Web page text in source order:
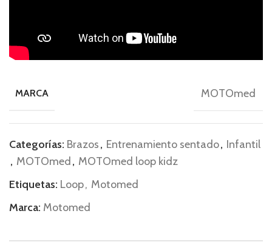
MARCA MOTOmed
Categorías: Brazos, Entrenamiento sentado, Infantil
, MOTOmed , MOTOmed loop kidz
Etiquetas: Loop, Motomed
Marca: Motomed